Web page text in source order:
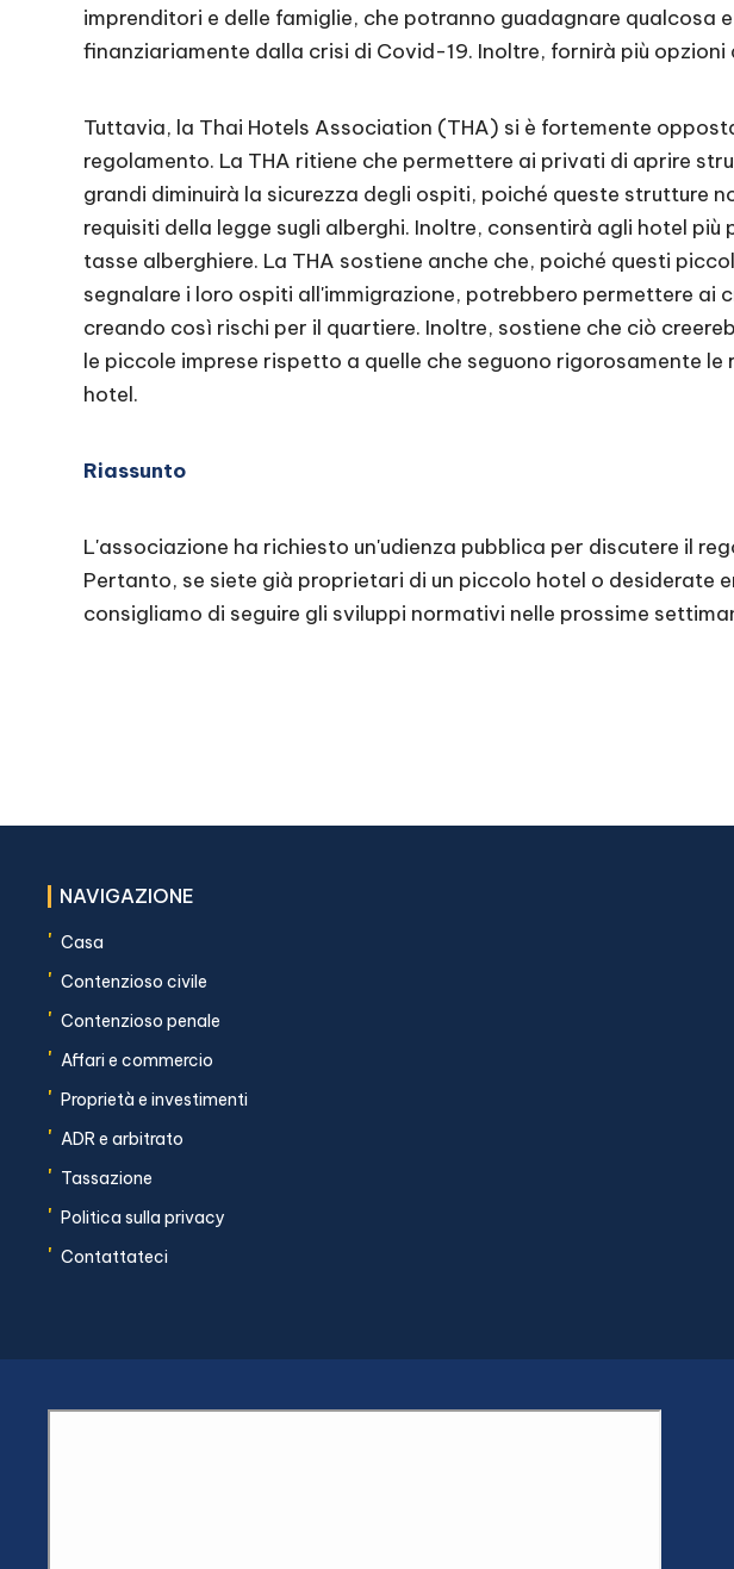
imprenditori e delle famiglie, che potranno guadagnare qualcosa
finanziariamente dalla crisi di Covid-19. Inoltre, fornirà più opzioni
Tuttavia, la Thai Hotels Association (THA) si è fortemente
regolamento. La THA ritiene che permettere ai privati di aprire
grandi diminuirà la sicurezza degli ospiti, poiché queste strutture
requisiti della legge sugli alberghi. Inoltre, consentirà agli hotel più
tasse alberghiere. La THA sostiene anche che, poiché questi
segnalare i loro ospiti all'immigrazione, potrebbero permettere ai
creando così rischi per il quartiere. Inoltre, sostiene che ciò
le piccole imprese rispetto a quelle che seguono rigorosamente le
hotel.
Riassunto
L'associazione ha richiesto un'udienza pubblica per discutere il
Pertanto, se siete già proprietari di un piccolo hotel o desiderate
consigliamo di seguire gli sviluppi normativi nelle prossime
NAVIGAZIONE
' Casa
' Contenzioso civile
' Contenzioso penale
' Affari e commercio
' Proprietà e investimenti
' ADR e arbitrato
' Tassazione
' Politica sulla privacy
' Contattateci